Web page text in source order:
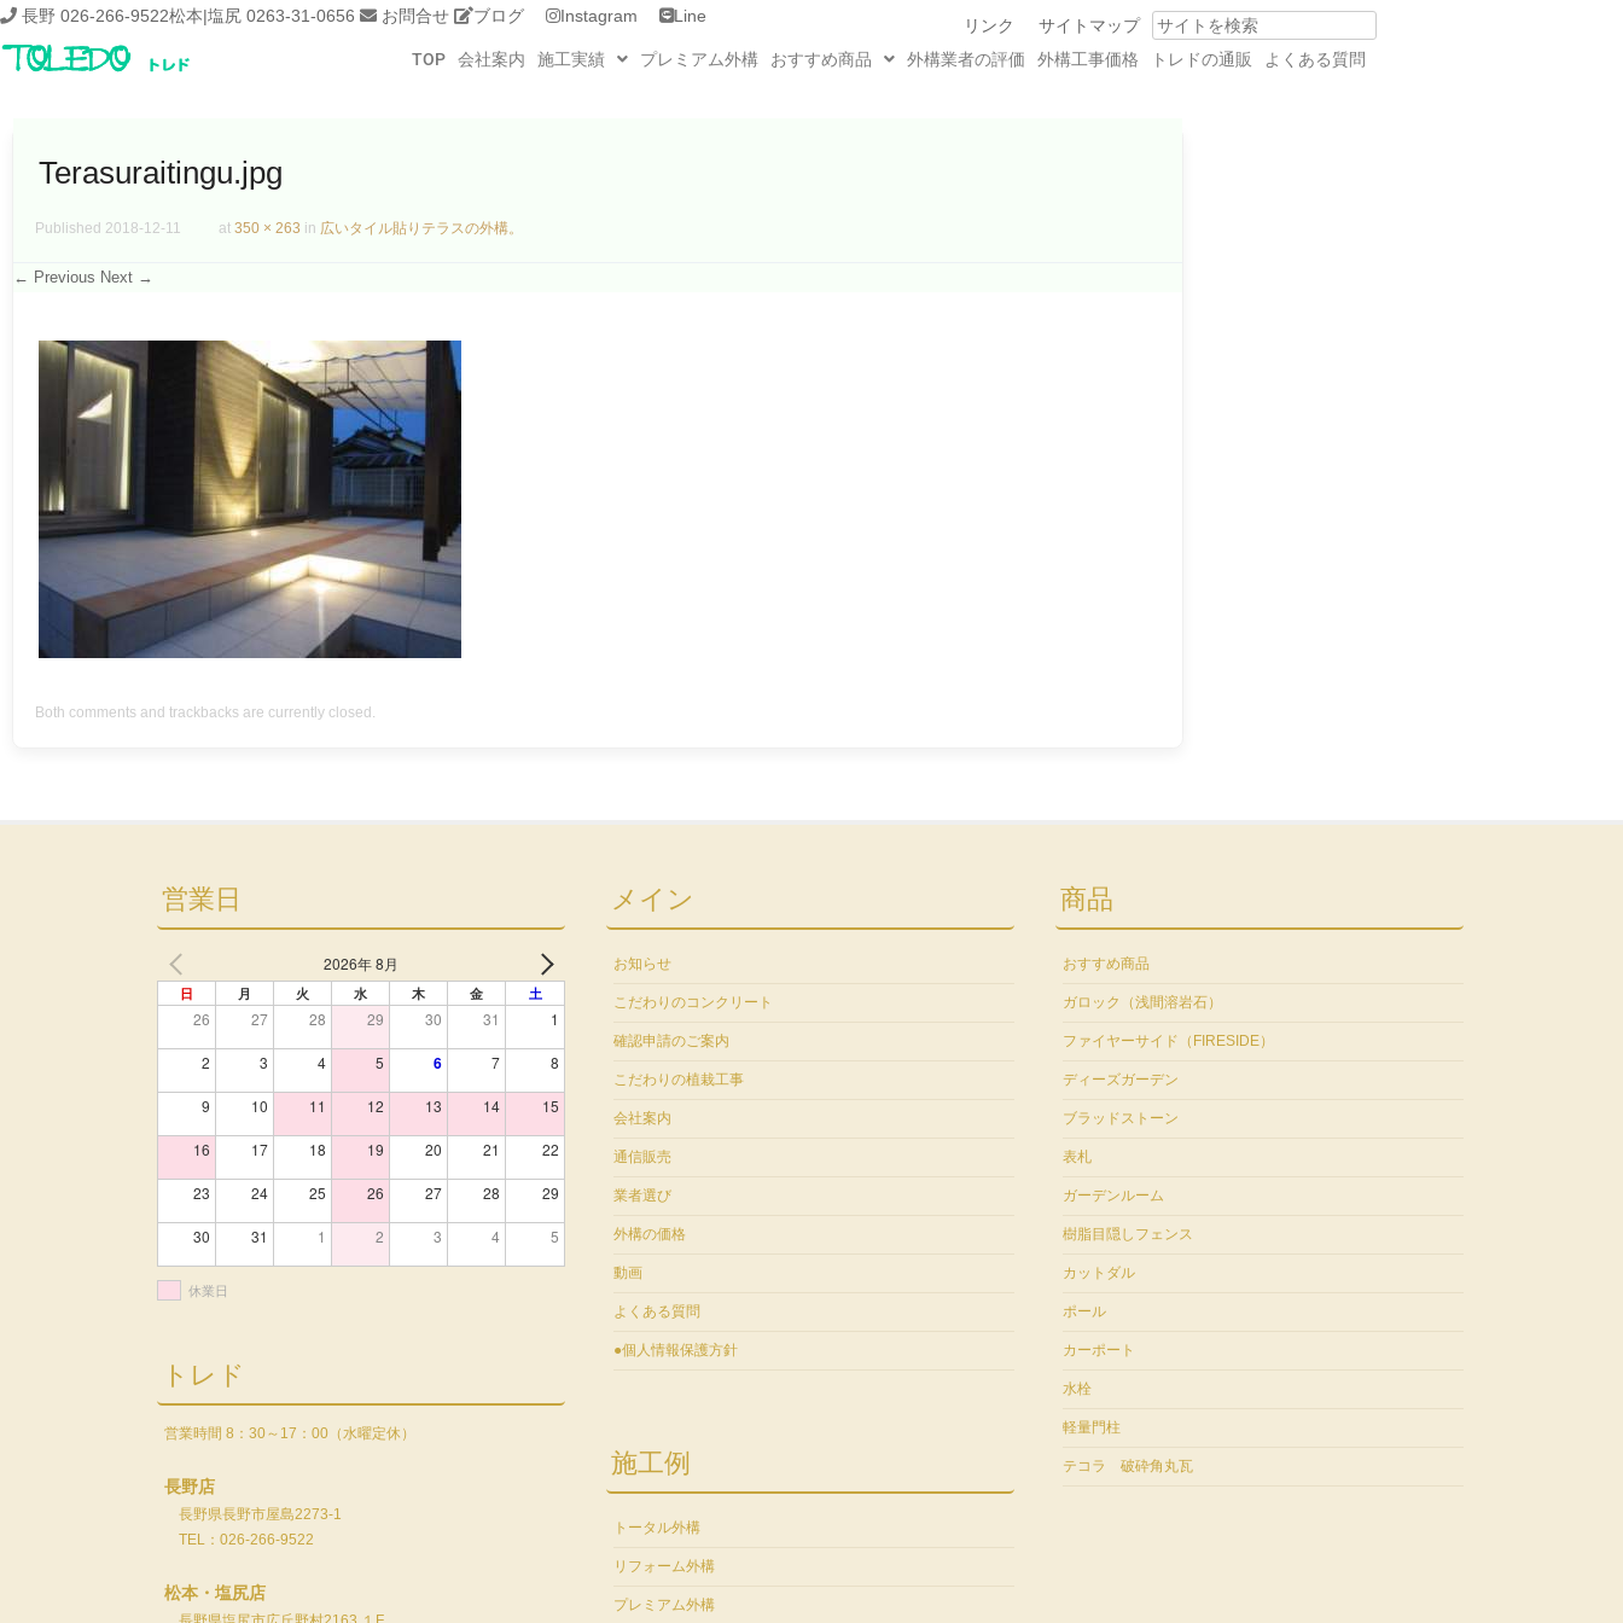
長野 026-266-9522松本|塩尻 0263-31-0656 お問合せ ブログ Instagram Line Search
サイトマップ
リンク
TOP
会社案内 施工実績 プレミアム外構 おすすめ商品 外構業者の評価 外構工事価格 トレドの通販 よくある質問
Terasuraitingu.jpg
Published 2018-12-11 at 350 × 263 in 広いタイル貼りテラスの外構。
← Previous Next →
Both comments and trackbacks are currently closed.
営業日
2026年 8月
日 月 火 水 木 金 土
26 27 28 29 30 31 1
2 3 4 5 6 7 8
9 10 11 12 13 14 15
16 17 18 19 20 21 22
23 24 25 26 27 28 29
30 31 1 2 3 4 5
休業日
トレド
営業時間 8：30～17：00（水曜定休）
長野店
長野県長野市屋島2273-1
TEL：026-266-9522
松本・塩尻店
メイン
お知らせ
こだわりのコンクリート
確認申請のご案内
こだわりの植栽工事
会社案内
通信販売
業者選び
外構の価格
動画
よくある質問
●個人情報保護方針
施工例
トータル外構
リフォーム外構
プレミアム外構
商品
おすすめ商品
ガロック（浅間溶岩石）
ファイヤーサイド（FIRESIDE）
ディーズガーデン
ブラッドストーン
表札
ガーデンルーム
樹脂目隠しフェンス
カットダル
ポール
カーポート
水栓
軽量門柱
テコラ 破砕角丸瓦